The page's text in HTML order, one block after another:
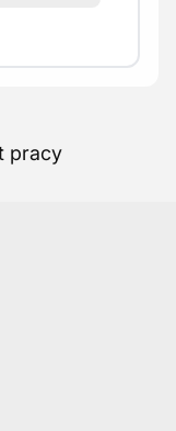
pracy